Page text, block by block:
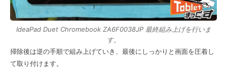
IdeaPad Duet Chromebook ZA6F0038JP 最終組み上げを行いま
す。
掃除後は逆の手順で組み上げていき、最後にしっかりと画面を圧着し
て取り付けます。